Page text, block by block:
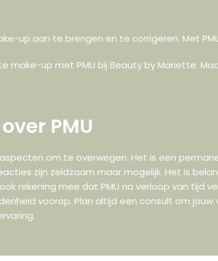
up aan te brengen en te corrigeren. Met
make-up met PMU bij Beauty by Mariette.
PMU
om te overwegen. Het is een
zijn zeldzaam maar mogelijk. Het is
rekening mee dat PMU na verloop van tijd
voorop. Plan altijd een consult om